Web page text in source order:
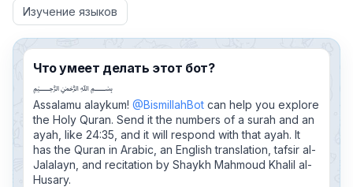
Изучение языков
Что умеет делать этот бот?
﷽
Assalamu alaykum! @BismillahBot can help you explore
the Holy Quran. Send it the numbers of a surah and an
ayah, like 24:35, and it will respond with that ayah. It
has the Quran in Arabic, an English translation, tafsir al-
Jalalayn, and recitation by Shaykh Mahmoud Khalil al-
Husary.